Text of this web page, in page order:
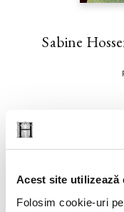
Acest site utilizează
Folosim cookie-uri
Sabine